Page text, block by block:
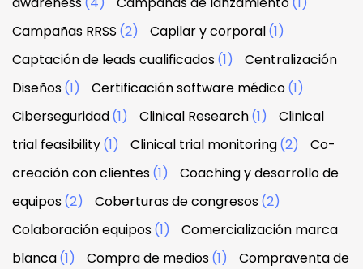
Campañas RRSS (2) Capilar y corporal(1)
Captación de leads cualificados(1)
Centralización
Diseños(1) Certificación software médico(1)
Ciberseguridad(1) Clinical Research(1)
Clinical
trial feasibility(1) Clinical trial monitoring(2)
Co-
creación con clientes(1)
Coaching y desarrollo de
equipos(2) Coberturas de congresos(2)
Colaboración equipos(1)
Comercialización marca
blanca(1) Compra de medios(1)
Compraventa de